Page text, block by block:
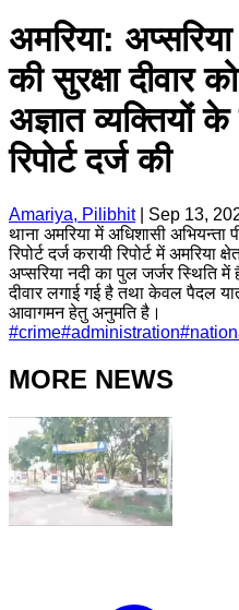
अमरिया:
की सुरक्षा दीवार
अज्ञात व्यक्तियों
रिपोर्ट दर्ज की
Amariya, Pilibhit| Sep 13,
थाना अमरिया में अधिशासी अभियन्ता
रिपोर्ट दर्ज करायी रिपोर्ट में अमरिया
अप्सरिया नदी का पुल जर्जर स्थिति
दीवार लगाई गई है तथा केवल पैदल
आवागमन हेतु अनुमति है।
#crime#administration#
MORE NEWS